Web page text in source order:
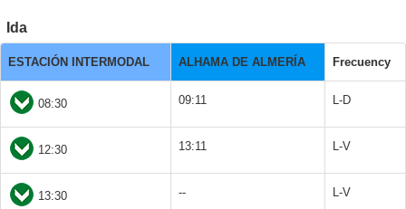
Ida
ESTACIÓN INTERMODAL ALHAMA DE ALMERÍA Frecuency
08:30 09:11 L-D
12:30 13:11 L-V
13:30 -- L-V